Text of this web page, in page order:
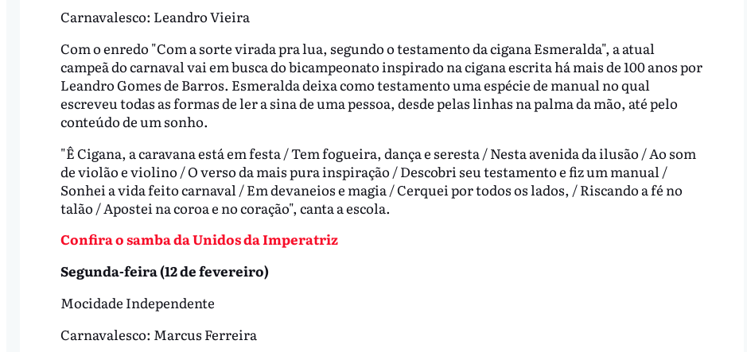
Carnavalesco: Leandro Vieira
Com o enredo "Com a sorte virada pra lua, segundo o testamento da cigana Esmeralda", a atual
campeã do carnaval vai em busca do bicampeonato inspirado na cigana escrita há mais de 100 anos por
Leandro Gomes de Barros. Esmeralda deixa como testamento uma espécie de manual no qual
escreveu todas as formas de ler a sina de uma pessoa, desde pelas linhas na palma da mão, até pelo
conteúdo de um sonho.
"Ê Cigana, a caravana está em festa / Tem fogueira, dança e seresta / Nesta avenida da ilusão / Ao som
de violão e violino / O verso da mais pura inspiração / Descobri seu testamento e fiz um manual /
Sonhei a vida feito carnaval / Em devaneios e magia / Cerquei por todos os lados, / Riscando a fé no
talão / Apostei na coroa e no coração", canta a escola.
Confira o samba da Unidos da Imperatriz
Segunda-feira (12 de fevereiro)
Mocidade Independente
Carnavalesco: Marcus Ferreira